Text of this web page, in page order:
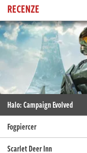
RECENZE
Halo: Campaign Evolved
Fogpiercer
Scarlet Deer Inn